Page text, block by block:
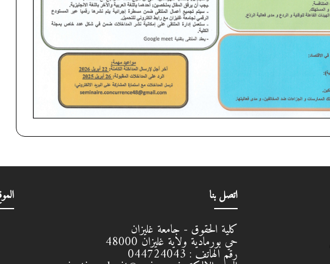
اتصل بنا
كلية الحقوق - جامعة غليزان
حي بورمادية ولاية غليزان48000 رقم الهاتف :044724043